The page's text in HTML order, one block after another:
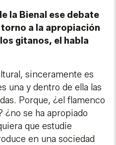
la Bienal ese debate
a la apropiación
gitanos, el habla
sinceramente es
una y dentro de ella las
Porque, ¿el flamenco
¿no se ha apropiado
que estudie
en una sociedad